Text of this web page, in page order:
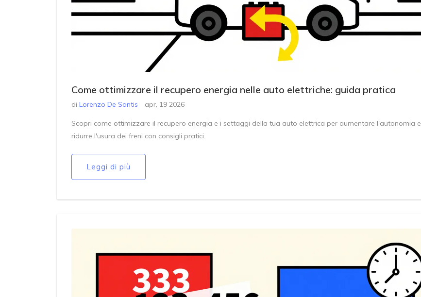
Come ottimizzare il recupero energia nelle auto elettriche: guida pratica
di Lorenzo De Santis apr, 19 2026
Scopri come ottimizzare il recupero energia e i settaggi della tua auto elettrica per aumentare l'autonomia e
ridurre l'usura dei freni con consigli pratici.
Leggi di più